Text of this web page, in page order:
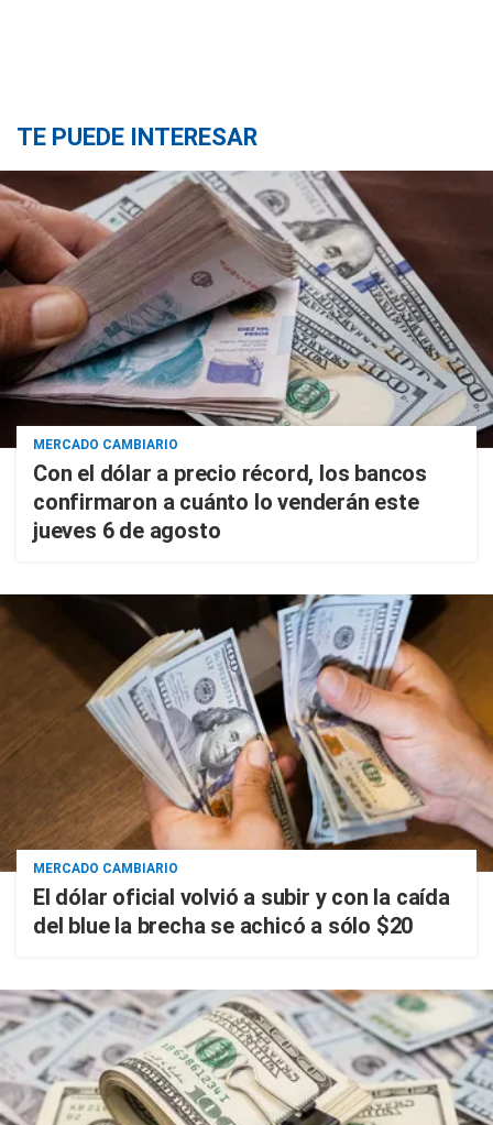
TE PUEDE INTERESAR
MERCADO CAMBIARIO
Con el dólar a precio récord, los bancos
confirmaron a cuánto lo venderán este
jueves 6 de agosto
MERCADO CAMBIARIO
El dólar oficial volvió a subir y con la caída
del blue la brecha se achicó a sólo $20